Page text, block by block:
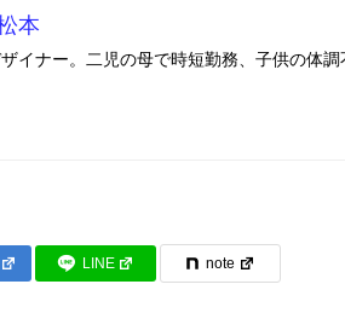
本
イナー。二児の母で時短勤務、子供の体
LINE note